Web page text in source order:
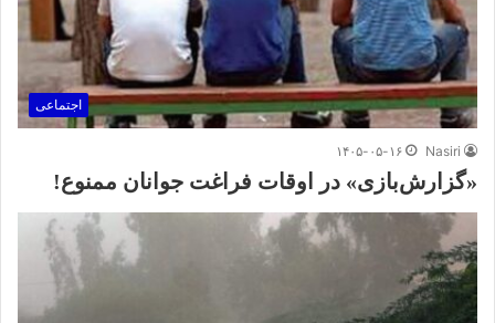
اجتماعی
Nasiri ۱۴۰۵-۰۵-۱۶
«گزارش‌بازی» در اوقات فراغت جوانان ممنوع!